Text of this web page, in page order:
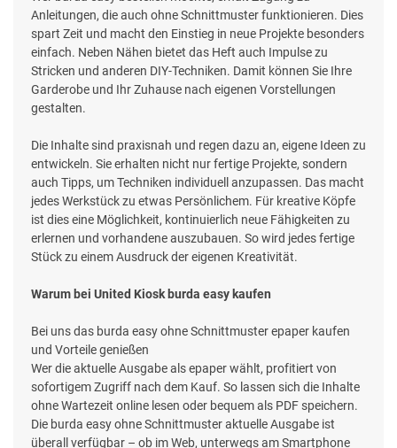
Anleitungen, die auch ohne Schnittmuster funktionieren. Dies
spart Zeit und macht den Einstieg in neue Projekte besonders
einfach. Neben Nähen bietet das Heft auch Impulse zu
Stricken und anderen DIY-Techniken. Damit können Sie Ihre
Garderobe und Ihr Zuhause nach eigenen Vorstellungen
gestalten.
Die Inhalte sind praxisnah und regen dazu an, eigene Ideen zu
entwickeln. Sie erhalten nicht nur fertige Projekte, sondern
auch Tipps, um Techniken individuell anzupassen. Das macht
jedes Werkstück zu etwas Persönlichem. Für kreative Köpfe
ist dies eine Möglichkeit, kontinuierlich neue Fähigkeiten zu
erlernen und vorhandene auszubauen. So wird jedes fertige
Stück zu einem Ausdruck der eigenen Kreativität.
Warum bei United Kiosk burda easy kaufen
Bei uns das burda easy ohne Schnittmuster epaper kaufen
und Vorteile genießen
Wer die aktuelle Ausgabe als epaper wählt, profitiert von
sofortigem Zugriff nach dem Kauf. So lassen sich die Inhalte
ohne Wartezeit online lesen oder bequem als PDF speichern.
Die burda easy ohne Schnittmuster aktuelle Ausgabe ist
überall verfügbar – ob im Web, unterwegs am Smartphone